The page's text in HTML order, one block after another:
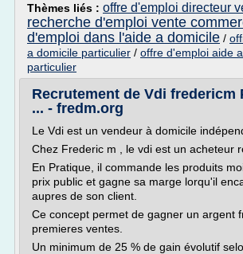
Thèmes liés : offre d'emploi directeur
recherche d'emploi vente
d'emploi dans l'aide a domicile /
a domicile particulier / offre d'emploi aide
particulier
Recrutement de Vdi fredericm
... - fredm.org
Le Vdi est un vendeur à domicile
Chez Frederic m , le vdi est un acheteur
En Pratique, il commande les produits
prix public et gagne sa marge lorqu'il
aupres de son client.
Ce concept permet de gagner un argent
premieres ventes.
Un minimum de 25 % de gain évolutif